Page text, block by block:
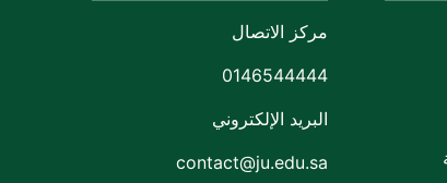
مركز الاتصال
0146544444
البريد الإلكتروني
contact@ju.edu.sa